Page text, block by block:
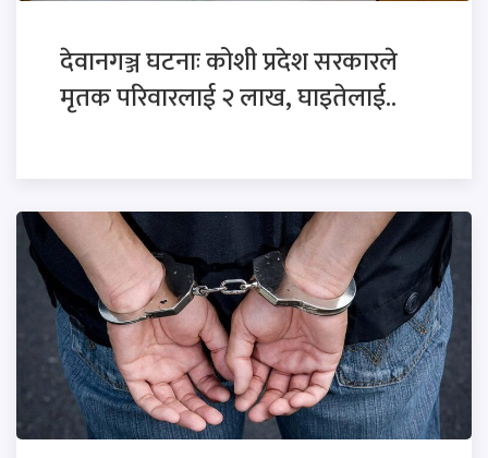
देवानगञ्ज घटनाः कोशी प्रदेश सरकारले
मृतक परिवारलाई २ लाख, घाइतेलाई..